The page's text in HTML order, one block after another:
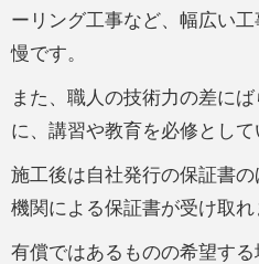
ーリング工事など、幅広い
慢です。
また、職人の技術力の差に
に、講習や教育を必修として
施工後は自社発行の保証書
機関による保証書が受け取れ
有償ではあるものの希望す